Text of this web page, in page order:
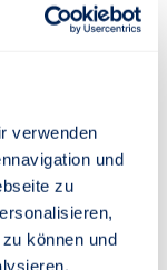
verwenden
und
zu
können und
und der
Vermittler und
durch 10
der
Diesem